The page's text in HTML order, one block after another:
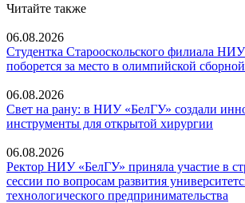
Читайте также
06.08.2026
Студентка Старооскольского филиала
поборется за место в олимпийской
06.08.2026
Свет на рану: в НИУ «БелГУ» создали
инструменты для открытой хирургии
06.08.2026
Ректор НИУ «БелГУ» приняла участие в
сессии по вопросам развития
технологического предпринимательства